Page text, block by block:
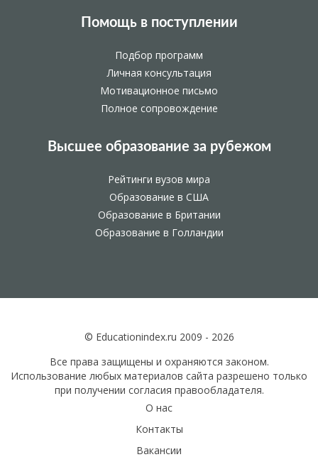
Помощь в поступлении
Подбор программ
Личная консультация
Мотивационное письмо
Полное сопровождение
Высшее образование за рубежом
Рейтинги вузов мира
Образование в США
Образование в Британии
Образование в Голландии
© Educationindex.ru 2009 - 2026
Все права защищены и охраняются законом.
Использование любых материалов сайта разрешено только
при получении согласия правообладателя.
О нас
Контакты
Вакансии